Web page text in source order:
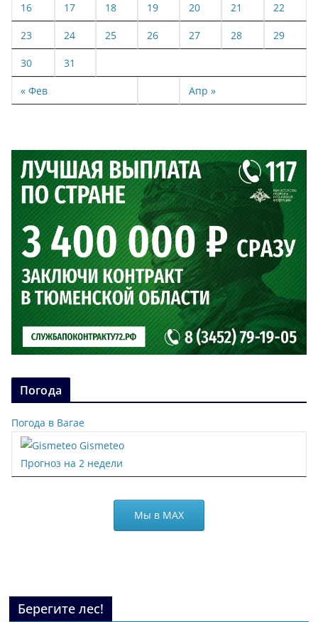
« Фев Апр »
16 17 18 19 20 21 22
23 24 25 26 27 28 29
30 31
Погода
Погода в Вагае
Gismeteo
Прогноз на 2 недели
Мы в МАХ
Берегите лес!